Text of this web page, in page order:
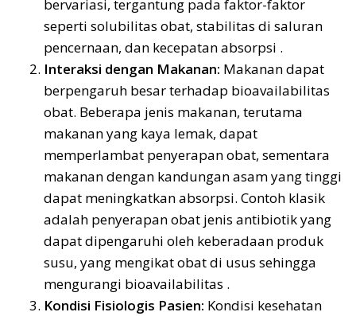
bervariasi, tergantung pada faktor-faktor
seperti solubilitas obat, stabilitas di saluran
pencernaan, dan kecepatan absorpsi .
Interaksi dengan Makanan: Makanan dapat
berpengaruh besar terhadap bioavailabilitas
obat. Beberapa jenis makanan, terutama
makanan yang kaya lemak, dapat
memperlambat penyerapan obat, sementara
makanan dengan kandungan asam yang tinggi
dapat meningkatkan absorpsi. Contoh klasik
adalah penyerapan obat jenis antibiotik yang
dapat dipengaruhi oleh keberadaan produk
susu, yang mengikat obat di usus sehingga
mengurangi bioavailabilitas .
Kondisi Fisiologis Pasien: Kondisi kesehatan